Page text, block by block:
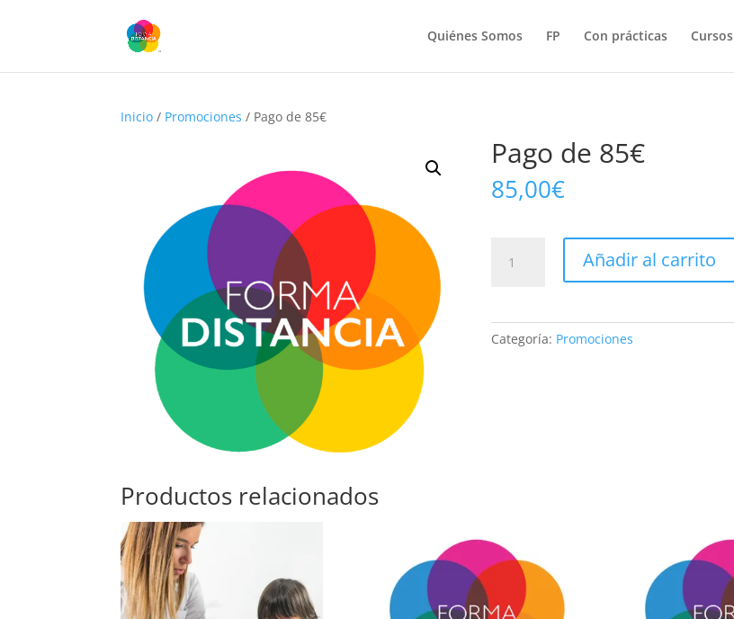
Quiénes Somos FP Con prácticas Cursos
Inicio / Promociones / Pago de 85€
Pago de 85€
85,00€
Añadir al carrito
Categoría: Promociones
Productos relacionados